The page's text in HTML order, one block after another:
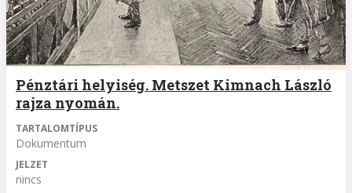
Pénztári helyiség. Metszet Kimnach László
rajza nyomán.
TARTALOMTÍPUS
Dokumentum
JELZET
nincs